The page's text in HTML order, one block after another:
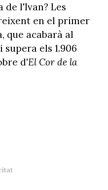
de l'Ivan? Les
en el primer
que acabarà al
els 1.906
d'El Cor de la